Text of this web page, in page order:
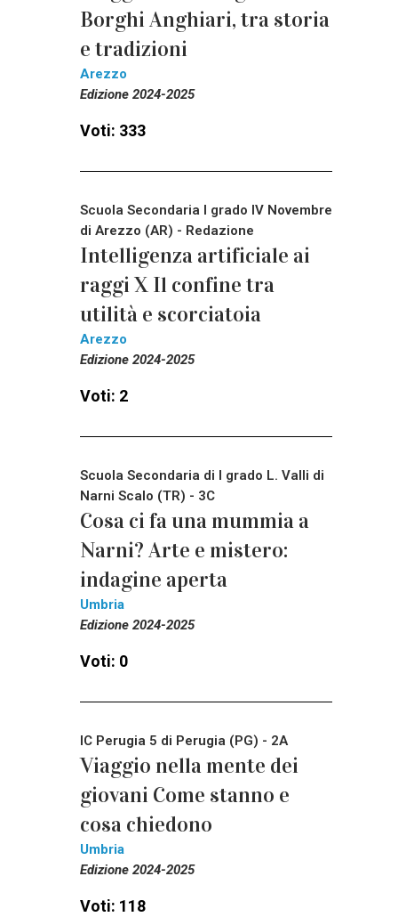
Borghi Anghiari, tra storia
e tradizioni
Arezzo
Edizione 2024-2025
Voti: 333
Scuola Secondaria I grado IV Novembre
di Arezzo (AR) - Redazione
Intelligenza artificiale ai
raggi X Il confine tra
utilità e scorciatoia
Arezzo
Edizione 2024-2025
Voti: 2
Scuola Secondaria di I grado L. Valli di
Narni Scalo (TR) - 3C
Cosa ci fa una mummia a
Narni? Arte e mistero:
indagine aperta
Umbria
Edizione 2024-2025
Voti: 0
IC Perugia 5 di Perugia (PG) - 2A
Viaggio nella mente dei
giovani Come stanno e
cosa chiedono
Umbria
Edizione 2024-2025
Voti: 118